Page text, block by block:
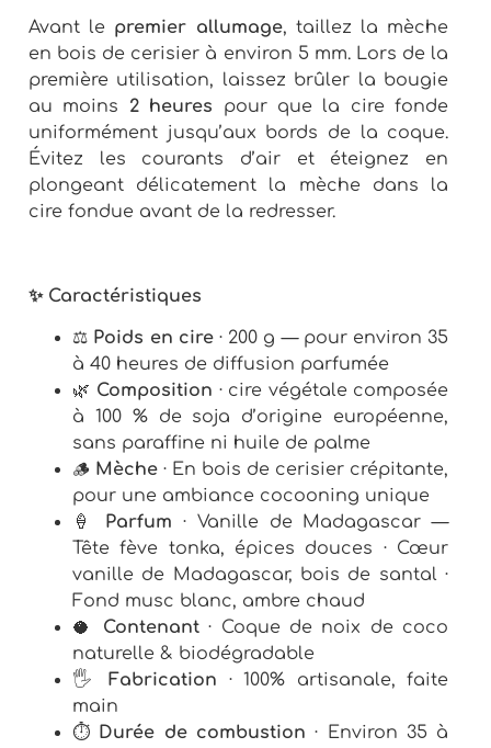
Avant le premier allumage, taillez la mèche
en bois de cerisier à environ 5 mm. Lors de la
première utilisation, laissez brûler la bougie
au moins 2 heures pour que la cire fonde
uniformément jusqu’aux bords de la coque.
Évitez les courants d’air et éteignez en
plongeant délicatement la mèche dans la
cire fondue avant de la redresser.
✨ Caractéristiques
⚖️ Poids en cire· 200 g — pour environ 35
à 40 heures de diffusion parfumée
🌿 Composition · cire végétale composée
à 100 % de soja d’origine européenne,
sans paraffine ni huile de palme
🪵 Mèche · En bois de cerisier crépitante,
pour une ambiance cocooning unique
🍦 Parfum · Vanille de Madagascar —
Tête fève tonka, épices douces · Cœur
vanille de Madagascar, bois de santal ·
Fond musc blanc, ambre chaud
🥥 Contenant· Coque de noix de coco
naturelle & biodégradable
🖐Fabrication · 100% artisanale, faite
main
⏱ Durée de combustion · Environ 35 à